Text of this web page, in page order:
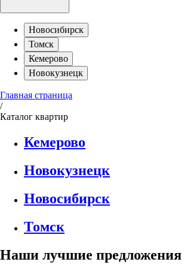
Новосибирск
Томск
Кемерово
Новокузнецк
Главная страница
/
Каталог квартир
Кемерово
Новокузнецк
Новосибирск
Томск
Наши лучшие предложения